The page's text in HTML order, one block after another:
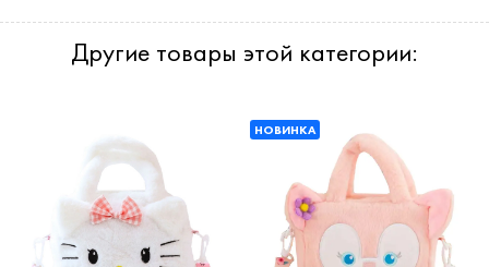
Другие товары этой категории:
НОВИНКА